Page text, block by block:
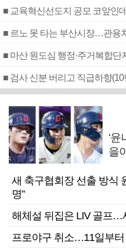
■ 교육혁신선도지 공모 코앞인
■ 르노 못 타는 부산시장…관용
■ 마산 원도심 행정·주거복합단
‘
을
새 축구협회장 선출 방식
명”
해체설 뒤집은 LIV 골프…
프로야구 취소…11일부터